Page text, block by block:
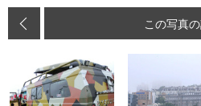
この写真